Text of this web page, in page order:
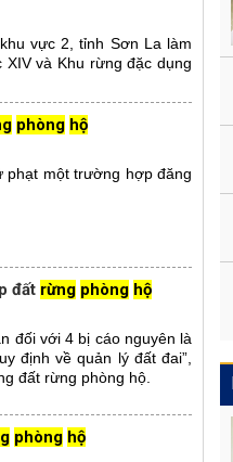
vực 2, tỉnh Sơn La làm
và Khu rừng đặc dụng
phòng hộ
phạt một trường hợp đăng
đất rừng phòng hộ
đối với 4 bị cáo nguyên là
định về quản lý đất đai”,
đất rừng phòng hộ.
phòng hộ